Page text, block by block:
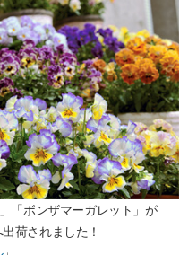
「ボンザマーガレット」が
荷されました！